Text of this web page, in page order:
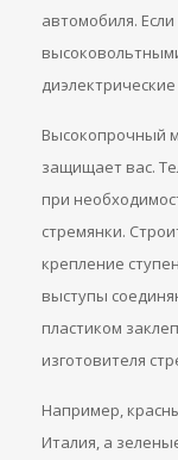
автомобиля.
Высокопрочный
защищает вас.
при
стремянки.
крепление
выступы
пластиком
изготовителя
Например,
Италия, а